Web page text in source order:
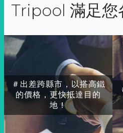
Tripool 滿足您
＃出差跨縣市，以搭高鐵
的價格，更快抵達目的
地！